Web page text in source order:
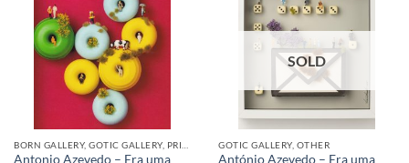
Antonio Azevedo – Era uma
SOLD
GOTIC GALLERY, OTHER
António Azevedo – Era uma